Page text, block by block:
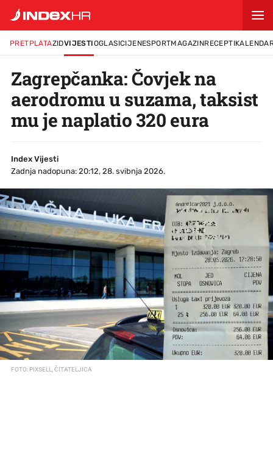
PRETPLATAZIDVIJESTIOGLASICIJENESPORTMAGAZINRECEPTI
Zagrepčanka: Čovjek na
aerodromu u suzama, taksist
mu je naplatio 320 eura
Index Vijesti
Zadnja nadopuna: 20:12, 28. svibnja 2026.
FOTO: PIXSELL, ČITATELJICA